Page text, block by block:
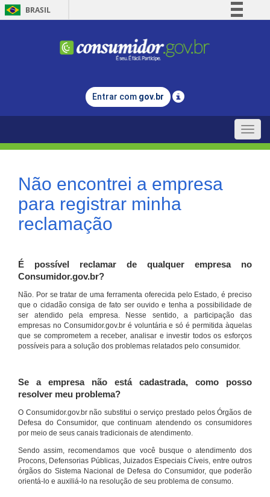
BRASIL
Comunica BR
Legislação
Entrar com gov.br
Toggle
Não encontrei a empresa
para registrar minha
reclamação
É possível reclamar de qualquer empresa no
Consumidor.gov.br?
Não. Por se tratar de uma ferramenta oferecida pelo Estado, é preciso
que o cidadão consiga de fato ser ouvido e tenha a possibilidade de
ser atendido pela empresa. Nesse sentido, a participação das
empresas no Consumidor.gov.br é voluntária e só é permitida àquelas
que se comprometem a receber, analisar e investir todos os esforços
possíveis para a solução dos problemas relatados pelo consumidor.
Se a empresa não está cadastrada, como posso
resolver meu problema?
O Consumidor.gov.br não substitui o serviço prestado pelos Órgãos de
Defesa do Consumidor, que continuam atendendo os consumidores
por meio de seus canais tradicionais de atendimento.
Sendo assim, recomendamos que você busque o atendimento dos
Procons, Defensorias Públicas, Juizados Especiais Cíveis, entre outros
órgãos do Sistema Nacional de Defesa do Consumidor, que poderão
orientá-lo e auxiliá-lo na resolução de seu problema de consumo.